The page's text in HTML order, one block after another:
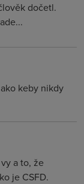
dočetl.
keby nikdy
a to, že
je CSFD.